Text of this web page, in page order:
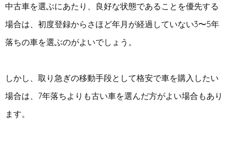
中古車を選ぶにあたり、良好な状態であることを優先する
場合は、初度登録からさほど年月が経過していない3〜5年
落ちの車を選ぶのがよいでしょう。
しかし、取り急ぎの移動手段として格安で車を購入したい
場合は、7年落ちよりも古い車を選んだ方がよい場合もあり
ます。